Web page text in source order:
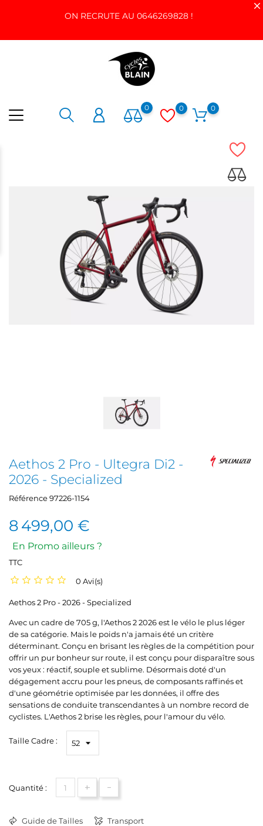
ON RECRUTE AU 0646269828 !
0 0 0
Aethos 2 Pro - Ultegra Di2 -
2026 - Specialized
Référence97226-1154
8 499,00 €
En Promo ailleurs ?
TTC
0 Avi(s)
Aethos 2 Pro - 2026 - Specialized
Avec un cadre de 705 g, l'Aethos 2 2026 est le vélo le plus léger
de sa catégorie. Mais le poids n'a jamais été un critère
déterminant. Conçu en brisant les règles de la compétition pour
offrir un pur bonheur sur route, il est conçu pour disparaître sous
vos yeux : réactif, souple et sublime. Désormais doté d'un
dégagement accru pour les pneus, de composants raffinés et
d'une géométrie optimisée par les données, il offre des
sensations de conduite transcendantes à un nombre record de
cyclistes. L'Aethos 2 brise les règles, pour l'amour du vélo.
Taille Cadre :
Quantité : + -
Guide de Tailles Transport